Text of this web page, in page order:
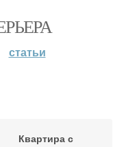
статьи
Квартира с